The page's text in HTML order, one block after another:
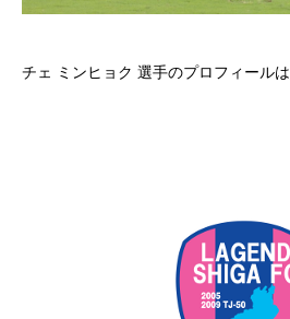
チェ ミンヒョク 選手のプロフィールは